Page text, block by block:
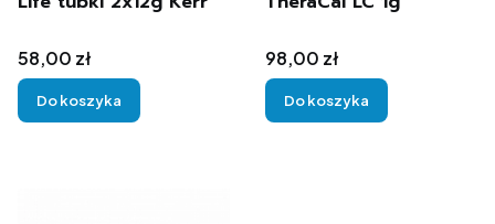
Cena
58,00 zł
Do koszyka
Cena
98,00 zł
Do koszyka